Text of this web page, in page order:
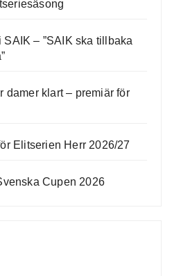
SAIK – ”SAIK ska tillbaka
damer klart – premiär för
Elitserien Herr 2026/27
Cupen 2026